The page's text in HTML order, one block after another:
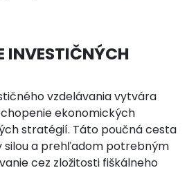
INVESTIČNÝCH
vzdelávania vytvára
ekonomických
stratégií. Táto poučná cesta
silou a prehľadom potrebným
cez zložitosti fiškálneho